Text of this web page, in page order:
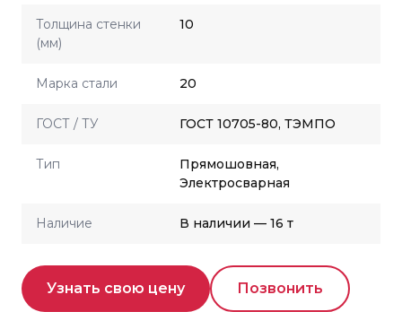
Толщина стенки
(мм)
10
Марка стали 20
ГОСТ / ТУ ГОСТ 10705-80, ТЭМПО
Тип
Прямошовная,
Электросварная
Наличие В наличии — 16 т
Узнать свою цену Позвонить